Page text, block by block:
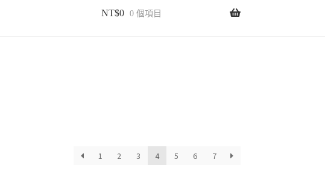
NT$0 0 個項目
1 2 3 4 5 6 7